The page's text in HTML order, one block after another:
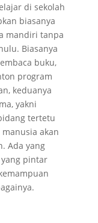
di sekolah
biasanya
mandiri tanpa
Biasanya
buku,
program
keduanya
yakni
tertetu
akan
Ada yang
pintar